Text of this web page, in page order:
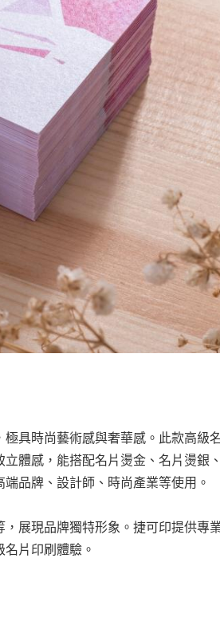
具時尚藝術感與奢華感。此款高級
體感，能搭配名片燙金、名片燙銀
品牌、設計師、時尚產業等使用。
展現品牌獨特形象。捷可印提供專
片印刷體驗。